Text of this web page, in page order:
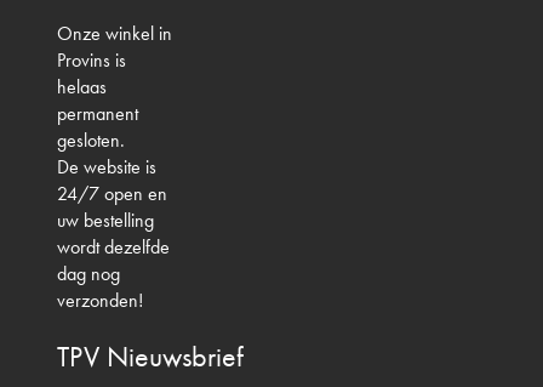
Onze winkel in
Provins is
helaas
permanent
gesloten.
De website is
24/7 open en
uw bestelling
wordt dezelfde
dag nog
verzonden!
TPV Nieuwsbrief